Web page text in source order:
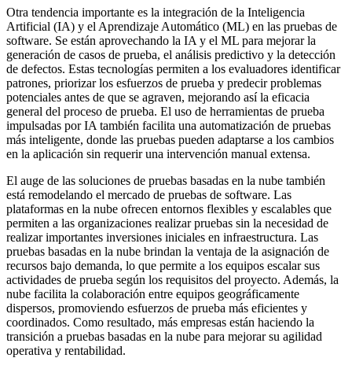
Otra tendencia importante es la integración de la Inteligencia
Artificial (IA) y el Aprendizaje Automático (ML) en las pruebas de
software. Se están aprovechando la IA y el ML para mejorar la
generación de casos de prueba, el análisis predictivo y la detección
de defectos. Estas tecnologías permiten a los evaluadores identificar
patrones, priorizar los esfuerzos de prueba y predecir problemas
potenciales antes de que se agraven, mejorando así la eficacia
general del proceso de prueba. El uso de herramientas de prueba
impulsadas por IA también facilita una automatización de pruebas
más inteligente, donde las pruebas pueden adaptarse a los cambios
en la aplicación sin requerir una intervención manual extensa.
El auge de las soluciones de pruebas basadas en la nube también
está remodelando el mercado de pruebas de software. Las
plataformas en la nube ofrecen entornos flexibles y escalables que
permiten a las organizaciones realizar pruebas sin la necesidad de
realizar importantes inversiones iniciales en infraestructura. Las
pruebas basadas en la nube brindan la ventaja de la asignación de
recursos bajo demanda, lo que permite a los equipos escalar sus
actividades de prueba según los requisitos del proyecto. Además, la
nube facilita la colaboración entre equipos geográficamente
dispersos, promoviendo esfuerzos de prueba más eficientes y
coordinados. Como resultado, más empresas están haciendo la
transición a pruebas basadas en la nube para mejorar su agilidad
operativa y rentabilidad.